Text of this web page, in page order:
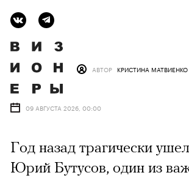
АВТОР КРИСТИНА МАТВИЕНКО
09 АВГУСТА 2026, 00:00
Год назад трагически
Юрий Бутусов, один из